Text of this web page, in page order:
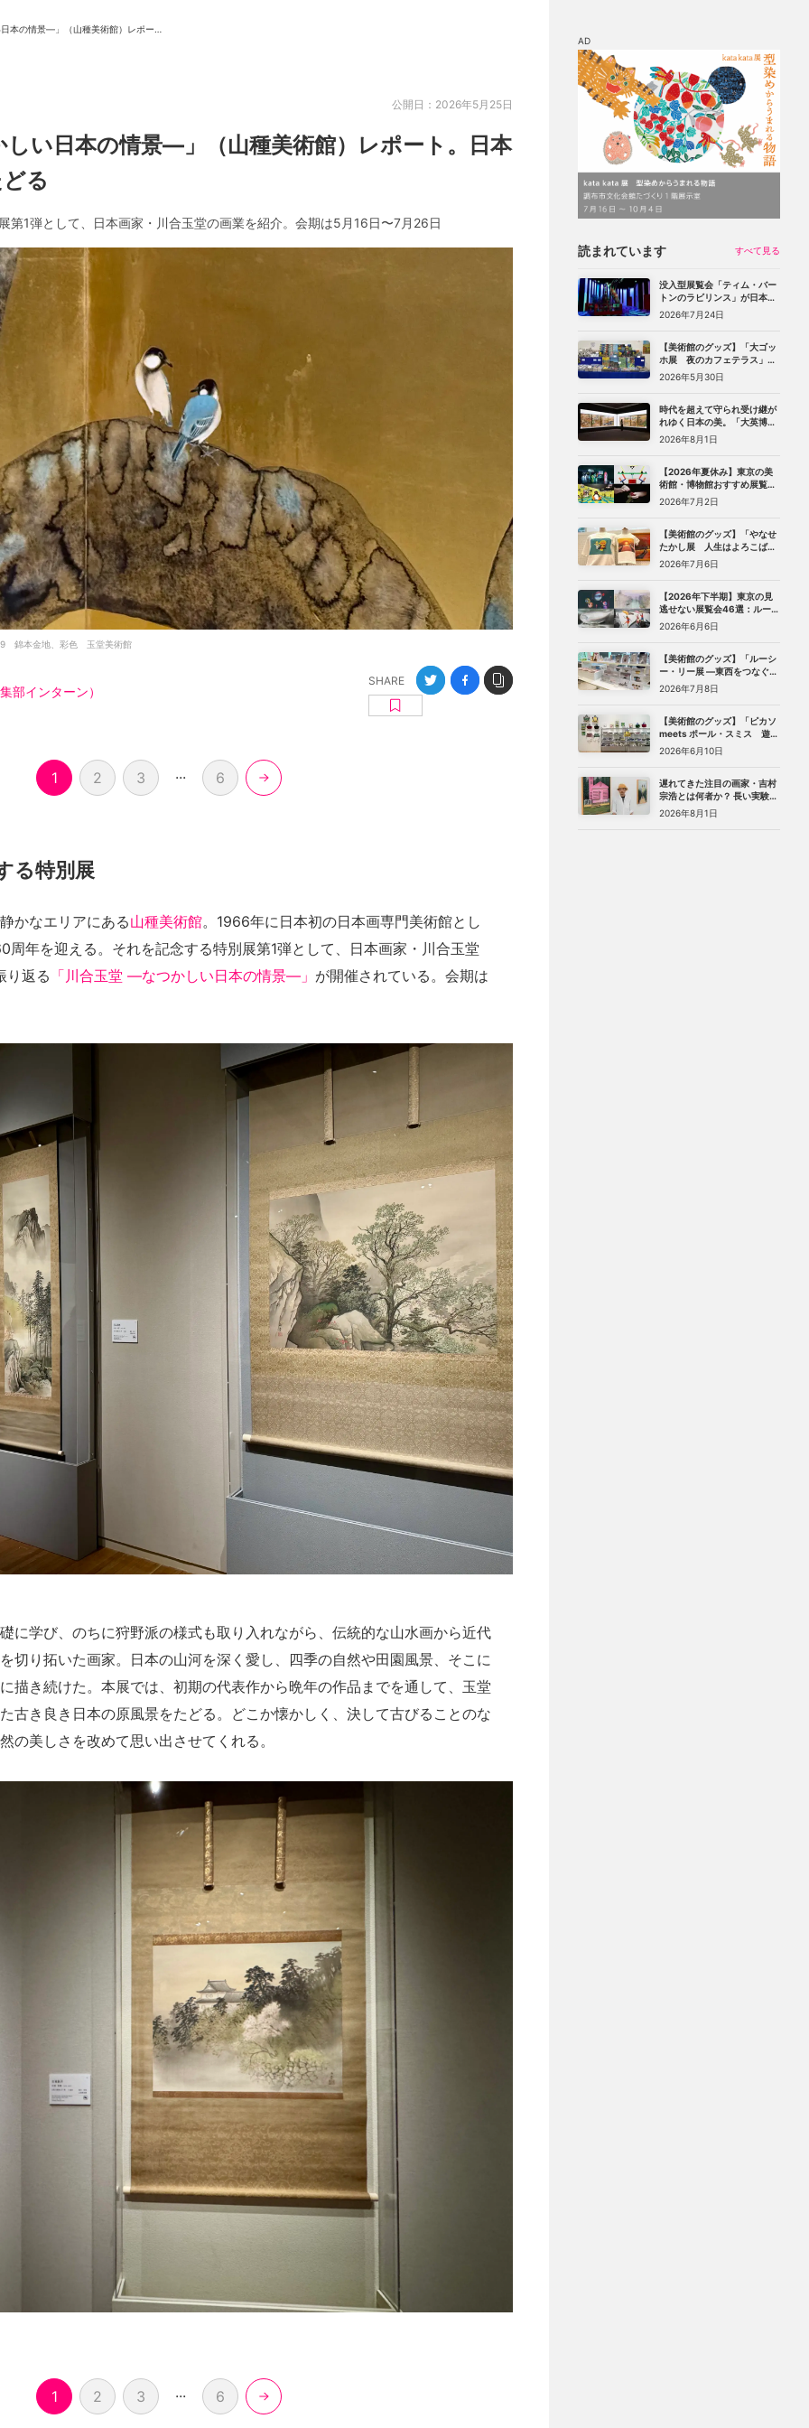
読まれています
新着記事
ニュース
フォトレポート
レビュー
TABからのお知らせ
シリーズ一覧
マップ チケット割引
公開日：2026年5月25日
い日本の情景―」（山種美術館）レポート。日本
る
第1弾として、日本画家・川合玉堂の画業を紹介。会期は5月16日〜7月26日
錦本金地、彩色 玉堂美術館
部インターン）
SHARE
1 2 3 ... 6
る特別展
かなエリアにある山種美術館。1966年に日本初の日本画専門美術館とし
年を迎える。 それを記念する特別展第1弾として、日本画家・川合玉堂
り返る 「川合玉堂 ―なつかしい日本の情景―」 が開催されている。会期は
に学び、のちに狩野派の様式も取り入れながら、伝統的な山水画から近代
切り拓いた画家。日本の山河を深く愛し、四季の自然や田園風景、そこに
描き続けた。本展では、初期の代表作から晩年の作品までを通して、玉堂
古き良き日本の原風景をたどる。どこか懐かしく、決して古びることのな
の美しさを改めて思い出させてくれる。
1 2 3 ... 6
AD
読まれています すべて見る
没入型展覧会「ティム・バー
トンのラビリンス」が日本初
上陸。豊洲のCREVIA BASE
Tokyoで11月開幕
2026年7月24日
【美術館のグッズ】「大ゴッ
ホ展 夜のカフェテラス」
（上野の森美術館）で見つけ
た、編集部おすすめグッズ10
2026年5月30日
時代を超えて守られ受け継が
れゆく日本の美。「大英博物
館 日本美術コレクション 百花
繚乱〜海を越えた江戸絵画」
2026年8月1日
【2026年夏休み】東京の美
術館・博物館おすすめ展覧会
27選｜ゴッホ、レンブラント
から、ピングー、トニー・ア
2026年7月2日
【美術館のグッズ】「やなせ
たかし展 人生はよろこばせ
ごっこ」 （世田谷文学館）で
見つけた、編集部おすすめグ
2026年7月6日
【2026年下半期】東京の見
逃せない展覧会46選：ルーヴ
ル美術館展、ターナー展か
ら、マリメッコ、森万里子展
2026年6月6日
【美術館のグッズ】「ルーシ
ー・リー展 ―東西をつなぐ優
美のうつわ―」（東京都庭園
美術館）で見つけた、編集部
2026年7月8日
【美術館のグッズ】「ピカソ
meets ポール・スミス 遊び
心の冒険へ」（国立新美術
館）で見つけた、編集部おす
2026年6月10日
遅れてきた注目の画家・吉村
宗浩とは何者か？ 長い実験期
を経てたどり着いた「悲し
み」の絵画
2026年8月1日